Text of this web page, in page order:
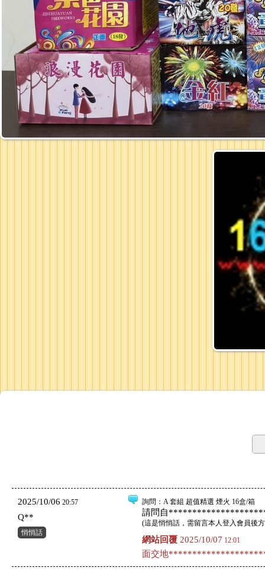
2025/10/06 20:57
Q**
悄悄話
詢問 ：A 套組 超值精選 煙火 16盒/箱
請問自
(這是悄悄話，需留言本人登入會員後
網站回覆 2025/10/07 12:01
面交地